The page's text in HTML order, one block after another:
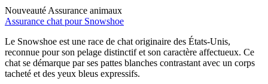
Nouveauté Assurance animaux
Assurance chat pour Snowshoe
Le Snowshoe est une race de chat originaire des États-Unis,
reconnue pour son pelage distinctif et son caractère affectueux. Ce
chat se démarque par ses pattes blanches contrastant avec un corps
tacheté et des yeux bleus expressifs.